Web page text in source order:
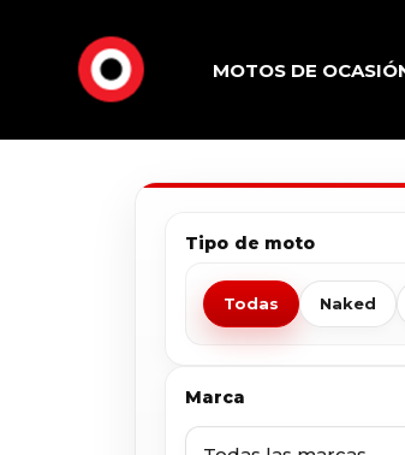
MOTOS DE
Tipo de moto
Todas Naked
Marca